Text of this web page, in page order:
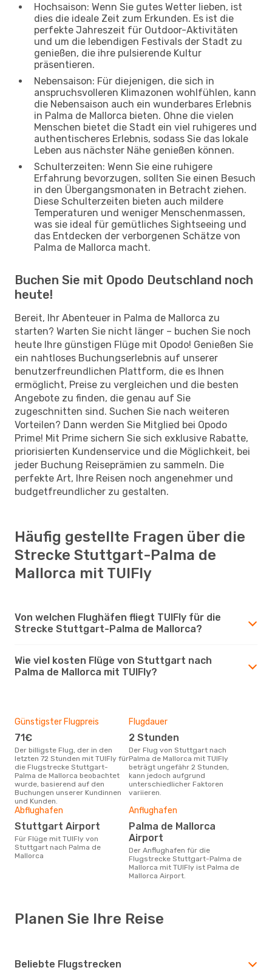
Hochsaison: Wenn Sie gutes Wetter lieben, ist
dies die ideale Zeit zum Erkunden. Es ist die
perfekte Jahreszeit für Outdoor-Aktivitäten
und um die lebendigen Festivals der Stadt zu
genießen, die ihre pulsierende Kultur
präsentieren.
Nebensaison: Für diejenigen, die sich in
anspruchsvolleren Klimazonen wohlfühlen, kann
die Nebensaison auch ein wunderbares Erlebnis
in Palma de Mallorca bieten. Ohne die vielen
Menschen bietet die Stadt ein viel ruhigeres und
authentischeres Erlebnis, sodass Sie das lokale
Leben aus nächster Nähe genießen können.
Schulterzeiten: Wenn Sie eine ruhigere
Erfahrung bevorzugen, sollten Sie einen Besuch
in den Übergangsmonaten in Betracht ziehen.
Diese Schulterzeiten bieten auch mildere
Temperaturen und weniger Menschenmassen,
was sie ideal für gemütliches Sightseeing und
das Entdecken der verborgenen Schätze von
Palma de Mallorca macht.
Buchen Sie mit Opodo Deutschland noch
heute!
Bereit, Ihr Abenteuer in Palma de Mallorca zu
starten? Warten Sie nicht länger – buchen Sie noch
heute Ihre günstigen Flüge mit Opodo! Genießen Sie
ein nahtloses Buchungserlebnis auf unserer
benutzerfreundlichen Plattform, die es Ihnen
ermöglicht, Preise zu vergleichen und die besten
Angebote zu finden, die genau auf Sie
zugeschnitten sind. Suchen Sie nach weiteren
Vorteilen? Dann werden Sie Mitglied bei Opodo
Prime! Mit Prime sichern Sie sich exklusive Rabatte,
priorisierten Kundenservice und die Möglichkeit, bei
jeder Buchung Reiseprämien zu sammeln. Die
perfekte Art, Ihre Reisen noch angenehmer und
budgetfreundlicher zu gestalten.
Häufig gestellte Fragen über die
Strecke Stuttgart-Palma de
Mallorca mit TUIFly
Von welchen Flughäfen fliegt TUIFly für die
Strecke Stuttgart-Palma de Mallorca?
Wie viel kosten Flüge von Stuttgart nach
Palma de Mallorca mit TUIFly?
Günstigster Flugpreis
71€
Der billigste Flug, der in den
letzten 72 Stunden mit TUIFly für
die Flugstrecke Stuttgart-
Palma de Mallorca beobachtet
wurde, basierend auf den
Buchungen unserer Kundinnen
und Kunden.
Flugdauer
2 Stunden
Der Flug von Stuttgart nach
Palma de Mallorca mit TUIFly
beträgt ungefähr 2 Stunden,
kann jedoch aufgrund
unterschiedlicher Faktoren
variieren.
Abflughafen
Stuttgart Airport
Für Flüge mit TUIFly von
Stuttgart nach Palma de
Mallorca
Anflughafen
Palma de Mallorca
Airport
Der Anflughafen für die
Flugstrecke Stuttgart-Palma de
Mallorca mit TUIFly ist Palma de
Mallorca Airport.
Planen Sie Ihre Reise
Beliebte Flugstrecken